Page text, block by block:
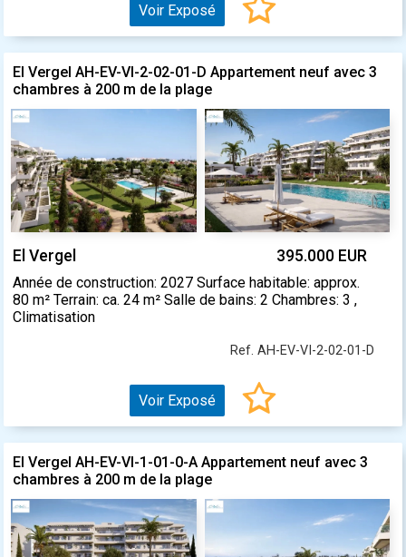
Voir Exposé
El Vergel AH-EV-VI-2-02-01-D Appartement neuf avec 3
chambres à 200 m de la plage
El Vergel 395.000 EUR
Année de construction: 2027 Surface habitable: approx.
80 m² Terrain: ca. 24 m² Salle de bains: 2 Chambres: 3 ,
Climatisation
Ref. AH-EV-VI-2-02-01-D
Voir Exposé
El Vergel AH-EV-VI-1-01-0-A Appartement neuf avec 3
chambres à 200 m de la plage